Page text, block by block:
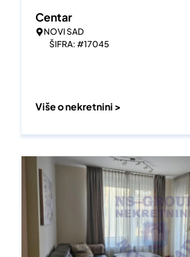
Centar
NOVI SAD
ŠIFRA: #17045
Više o nekretnini >